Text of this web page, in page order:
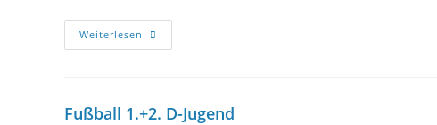
Weiterlesen
Fußball 1.+2. D-Jugend